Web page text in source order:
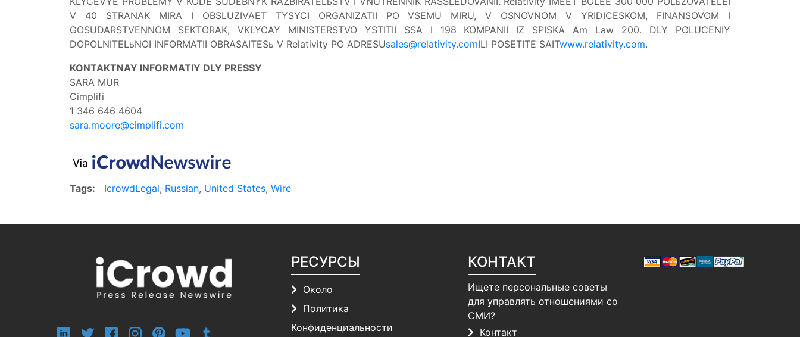
V 40 STRANAK MIRA I OBSLUZIVAET TYSYCI ORGANIZATII PO VSEMU MIRU, V OSNOVNOM V YRIDICESKOM, FINANSOVOM I
GOSUDARSTVENNOM SEKTORAK, VKLYCAY MINISTERSTVO YSTITII SSA I 198 KOMPANII IZ SPISKA Am Law 200. DLY POLUCENIY
DOPOLNITELьNOI INFORMATII OBRASAITESь V Relativity PO ADRESUsales@relativity.comILI POSETITE SAITwww.relativity.com.
KONTAKTNAY INFORMATIY DLY PRESSY
SARA MUR
Cimplifi
1 346 646 4604
sara.moore@cimplifi.com
Tags: IcrowdLegal, Russian, United States, Wire
РЕСУРСЫ
Около
Политика
Конфиденциальности
КОНТАКТ
Ищете персональные советы
для управлять отношениями со
СМИ?
Контакт